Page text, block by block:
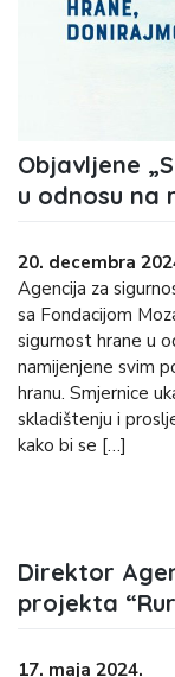
Objavljene
u odnosu na
20. decembra
Agencija za
sa Fondacijom
sigurnost hrane u
namijenjene svim
hranu. Smjernice
skladištenju i
kako bi se […]
Direktor
projekta
17. maja 2024.